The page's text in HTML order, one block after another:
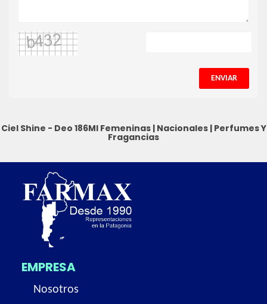
ENVIAR
Ciel Shine - Deo 186Ml Femeninas| Nacionales| Perfumes Y
Fragancias
EMPRESA
Nosotros